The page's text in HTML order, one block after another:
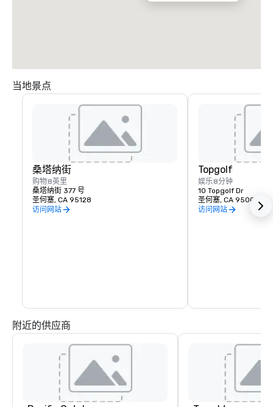
当地景点
桑塔纳街
购物8英里
桑塔纳街 377 号
圣何塞, CA 95128
访问网站
Topgolf
娱乐8分钟
10 Topgolf Dr
圣何塞, CA 95002
访问网站
附近的供应商